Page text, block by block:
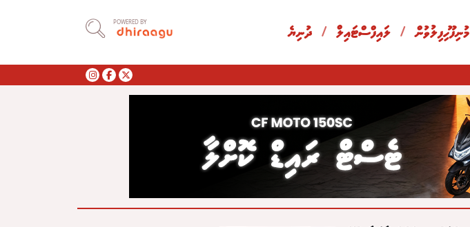
މުނިފޫހިފިލުވުން / ލައިފްސްޓައިލް / ދުނިޔެ
POWERED BY